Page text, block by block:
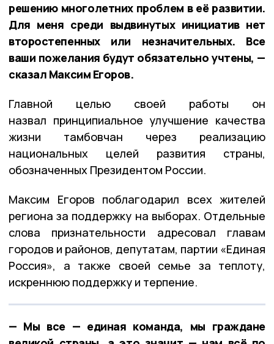
решению многолетних проблем в её развитии.
Для меня среди выдвинутых инициатив нет
второстепенных или незначительных. Все
ваши пожелания будут обязательно учтены, —
сказал Максим Егоров.
Главной целью своей работы он
назвал принципиальное улучшение качества
жизни тамбовчан через реализацию
национальных целей развития страны,
обозначенных Президентом России.
Максим Егоров поблагодарил всех жителей
региона за поддержку на выборах. Отдельные
слова признательности адресовал главам
городов и районов, депутатам, партии «Единая
Россия», а также своей семье за теплоту,
искреннюю поддержку и терпение.
— Мы все — единая команда, мы граждане